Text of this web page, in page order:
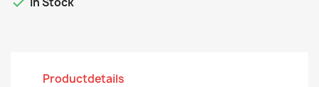
Productdetails